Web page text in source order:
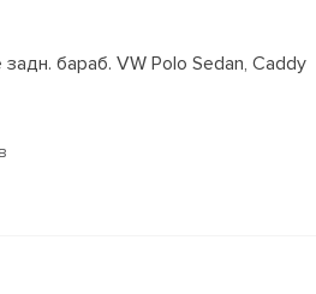
бараб. VW Polo Sedan, Caddy